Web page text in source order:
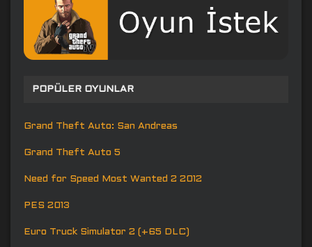
POPÜLER OYUNLAR
Grand Theft Auto: San Andreas
Grand Theft Auto 5
Need for Speed Most Wanted 2 2012
PES 2013
Euro Truck Simulator 2 (+65 DLC)